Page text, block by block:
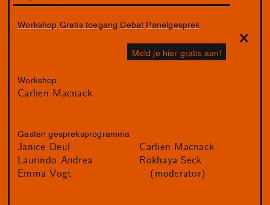
Workshop Gratis toegang Debat Panelgesprek
Meld je hier gratis aan!
Workshop
Carlien Macnack
Gasten gespreksprogramma
Janice Deul
Laurindo Andrea
Emma Vogt
Carlien Macnack
Rokhaya Seck
(moderator)